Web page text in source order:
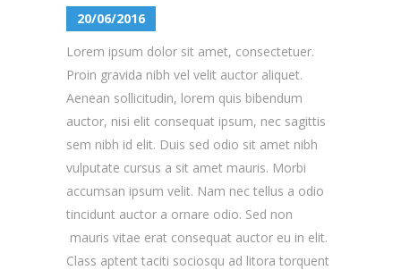
20/06/2016
Lorem ipsum dolor sit amet, consectetuer.
Proin gravida nibh vel velit auctor aliquet.
Aenean sollicitudin, lorem quis bibendum
auctor, nisi elit consequat ipsum, nec sagittis
sem nibh id elit. Duis sed odio sit amet nibh
vulputate cursus a sit amet mauris. Morbi
accumsan ipsum velit. Nam nec tellus a odio
tincidunt auctor a ornare odio. Sed non
mauris vitae erat consequat auctor eu in elit.
Class aptent taciti sociosqu ad litora torquent